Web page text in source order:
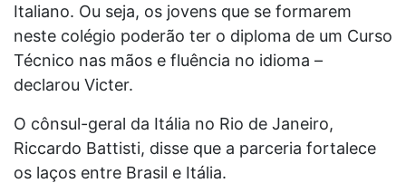
Italiano. Ou seja, os jovens que se formarem
neste colégio poderão ter o diploma de um Curso
Técnico nas mãos e fluência no idioma –
declarou Victer.
O cônsul-geral da Itália no Rio de Janeiro,
Riccardo Battisti, disse que a parceria fortalece
os laços entre Brasil e Itália.